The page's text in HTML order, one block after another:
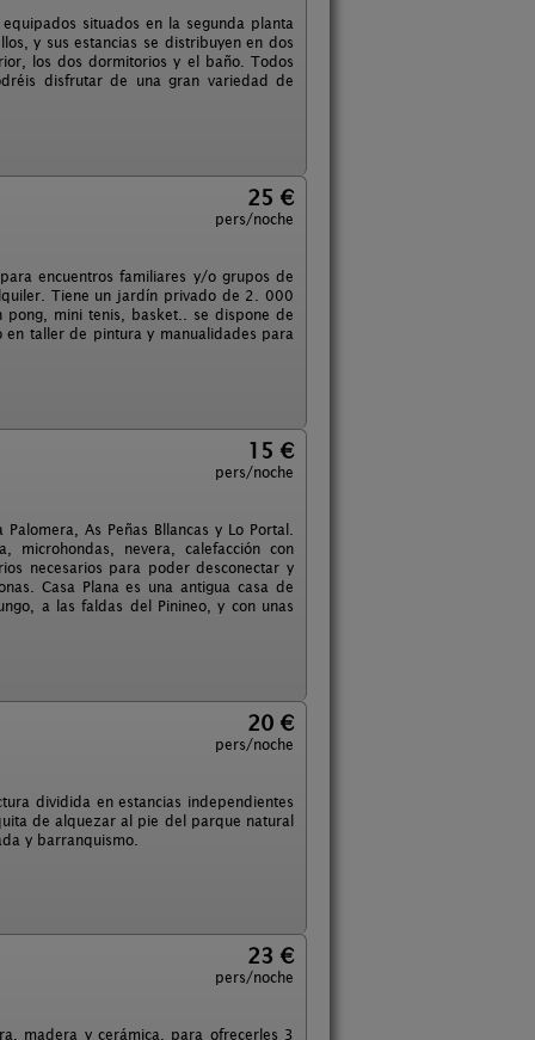
situados en la segunda planta
y sus estancias se distribuyen en dos
los dos dormitorios y el baño. Todos
disfrutar de una gran variedad de
25 €
pers/noche
encuentros familiares y/o grupos de
Tiene un jardín privado de 2. 000
mini tenis, basket.. se dispone de
taller de pintura y manualidades para
15 €
pers/noche
As Peñas Bllancas y Lo Portal.
microhondas, nevera, calefacción con
necesarios para poder desconectar y
Casa Plana es una antigua casa de
a las faldas del Pinineo, y con unas
20 €
pers/noche
dividida en estancias independientes
de alquezar al pie del parque natural
y barranquismo.
23 €
pers/noche
madera y cerámica, para ofrecerles 3